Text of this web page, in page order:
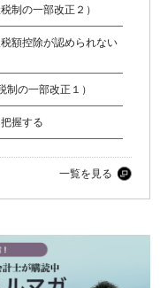
制の一部改正２）
額控除が認められない
の一部改正１）
握する
一覧を見る